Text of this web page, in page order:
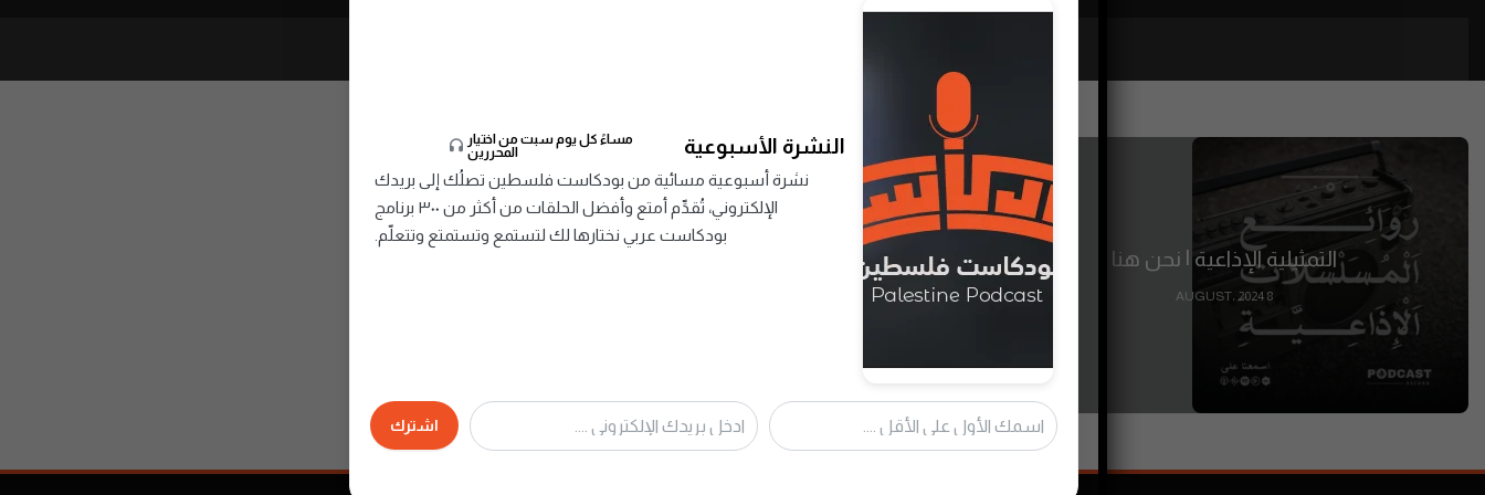
التمثيلية الإذاعية | نحن هنا
8 AUGUST، 2024
النشرة الأسبوعية
مساءً كل يوم سبت من اختيار
المحررين
نشرة أسبوعية مسائية من بودكاست فلسطين تصلُك إلى بريدك
الإلكتروني، تُقدِّم أمتع وأفضل الحلقات من أكثر من ٣٠٠ برنامج
بودكاست عربي نختارها لك لتستمع وتستمتع وتتعلّم.
اشترك